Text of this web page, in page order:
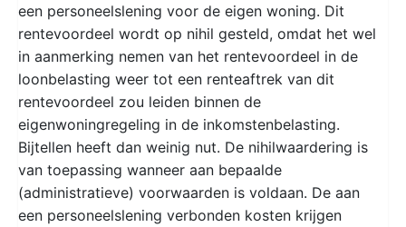
een personeelslening voor de eigen woning. Dit
rentevoordeel wordt op nihil gesteld, omdat het wel
in aanmerking nemen van het rentevoordeel in de
loonbelasting weer tot een renteaftrek van dit
rentevoordeel zou leiden binnen de
eigenwoningregeling in de inkomstenbelasting.
Bijtellen heeft dan weinig nut. De nihilwaardering is
van toepassing wanneer aan bepaalde
(administratieve) voorwaarden is voldaan. De aan
een personeelslening verbonden kosten krijgen